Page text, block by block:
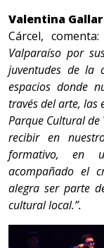
Valentina
Cárcel, comenta:
Valparaíso por
juventudes de la
espacios donde
través del arte, las
Parque Cultural de
recibir en
formativo, en
acompañado el
alegra ser parte
cultural local.”.